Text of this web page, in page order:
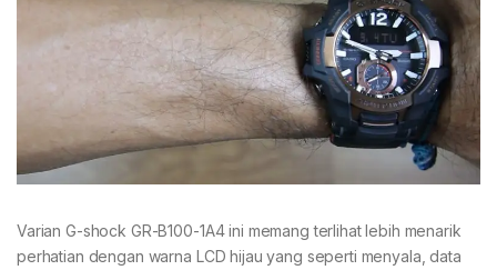
Varian G-shock GR-B100-1A4 ini memang terlihat lebih menarik
perhatian dengan warna LCD hijau yang seperti menyala, data